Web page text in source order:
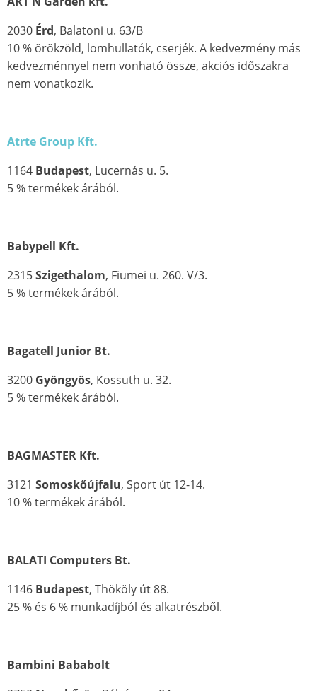
2030 Érd, Balatoni u. 63/B
10 % örökzöld, lomhullatók, cserjék. A kedvezmény más
kedvezménnyel nem vonható össze, akciós időszakra
nem vonatkozik.
Atrte Group Kft.
1164 Budapest, Lucernás u. 5.
5 % termékek árából.
Babypell Kft.
2315Szigethalom, Fiumei u. 260. V/3.
5 % termékek árából.
Bagatell Junior Bt.
3200 Gyöngyös, Kossuth u. 32.
5 % termékek árából.
BAGMASTER Kft.
3121 Somoskőújfalu, Sport út 12-14.
10 % termékek árából.
BALATI Computers Bt.
1146 Budapest, Thököly út 88.
25 % és 6 % munkadíjból és alkatrészből.
Bambini Bababolt